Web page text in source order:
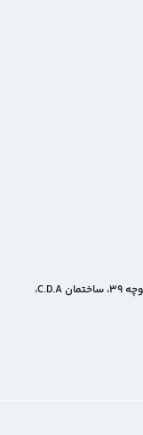
دفتر مرکزی: فارس شیراز، خیابان قصردشت، کوچه 39، ساختمان C.D.A،